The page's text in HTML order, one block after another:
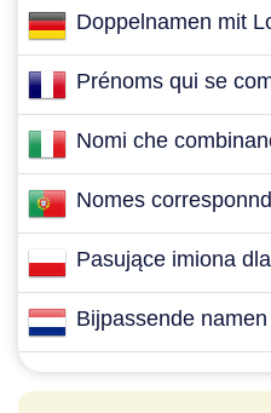
Doppelnamen mit
Prénoms qui se
Nomi che
Nomes
Pasujące imiona
Bijpassende